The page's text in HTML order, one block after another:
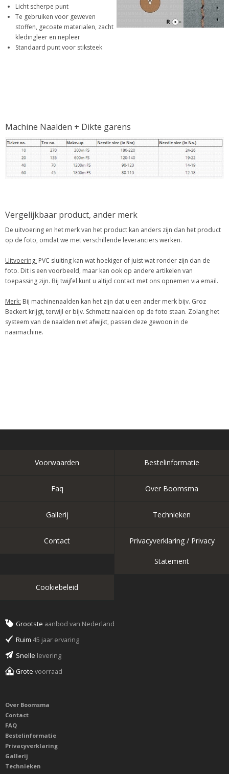
Licht scherpe punt
Te gebruiken voor geweven
stoffen, gecoate materialen, zacht
kledingleer en nepleer
Standaard punt voor stiksteek
Machine Naalden + Dikte garens
Vergelijkbaar product, ander merk
De uitvoering en het merk van het product kan anders zijn dan het product
op de foto, omdat we met verschillende leveranciers werken.
Uitvoering: PVC sluiting kan wat hoekiger of juist wat ronder zijn dan de
foto. Dit is een voorbeeld, maar kan ook op andere artikelen van
toepassing zijn. Bij twijfel kunt u altijd contact met ons opnemen via email.
Merk: Bij machinenaalden kan het zijn dat u een ander merk bijv. Groz
Beckert krijgt, terwijl er bijv. Schmetz naalden op de foto staan. Zolang het
systeem van de naalden niet afwijkt, passen deze gewoon in de
naaimachine.
Voorwaarden Bestelinformatie
Faq Over Boomsma
Gallerij Technieken
Contact Privacyverklaring / Privacy
Statement
Cookiebeleid
Grootste aanbod van Nederland
Ruim 45 jaar ervaring
Snelle levering
Grote voorraad
Over Boomsma
Contact
FAQ
Bestelinformatie
Privacyverklaring
Gallerij
Technieken